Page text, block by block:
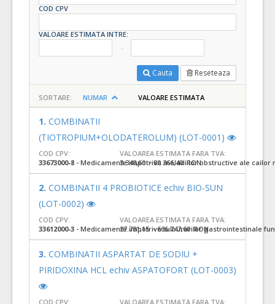
COD CPV
VALOARE ESTIMATA INTRE:
Cauta Reseteaza
SORTARE: NUMAR VALOARE ESTIMATA
1. COMBINATII
(TIOTROPIUM+OLODATEROLUM) (LOT-0001)
COD CPV:
33673000-8 - Medicamente impotriva maladiilor obstructive ale cailor
VALOAREA ESTIMATA FARA TVA:
3.348,60 - 80.366,40 RON
2. COMBINATII 4 PROBIOTICE echiv BIO-SUN
(LOT-0002)
COD CPV:
33612000-3 - Medicamente impotriva tulburarilor gastrointestinale
VALOAREA ESTIMATA FARA TVA:
27.781,15 - 666.747,60 RON
3. COMBINATII ASPARTAT DE SODIU +
PIRIDOXINA HCL echiv ASPATOFORT (LOT-0003)
COD CPV:
VALOAREA ESTIMATA FARA TVA: